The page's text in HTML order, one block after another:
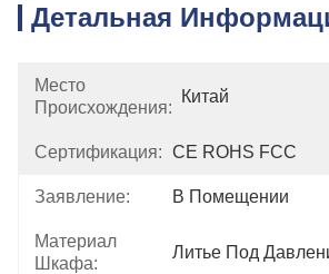
Детальная
Место
Происхождения:
Китай
Сертификация: CE ROHS FCC
Заявление: В Помещении
Материал
Шкафа:
Литье Под